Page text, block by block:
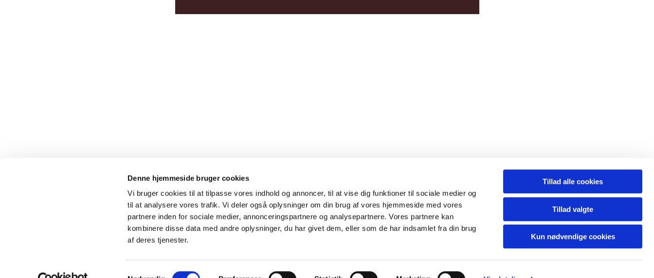
Denne hjemmeside bruger cookies
Vi bruger cookies til at tilpasse vores indhold og annoncer, til at vise dig funktioner til sociale medier og
til at analysere vores trafik. Vi deler også oplysninger om din brug af vores hjemmeside med vores
partnere inden for sociale medier, annonceringspartnere og analysepartnere. Vores partnere kan
kombinere disse data med andre oplysninger, du har givet dem, eller som de har indsamlet fra din brug
af deres tjenester.
Samtykkevalg
Tillad alle cookies
Tillad valgte
Kun nødvendige cookies
Privatlivspolitik Log på ChurchDesk